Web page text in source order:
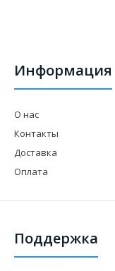
Информация
О нас
Контакты
Доставка
Оплата
Поддержка